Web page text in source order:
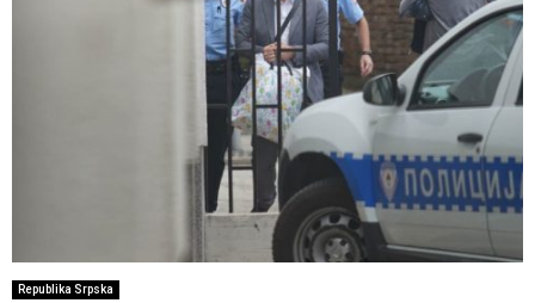
Republika Srpska